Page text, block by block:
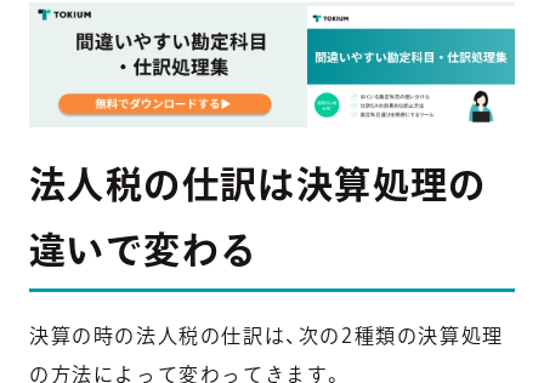
法人税の仕訳は決算処理の
違いで変わる
決算の時の法人税の仕訳は、次の2種類の決算処理
の方法によって変わってきます。